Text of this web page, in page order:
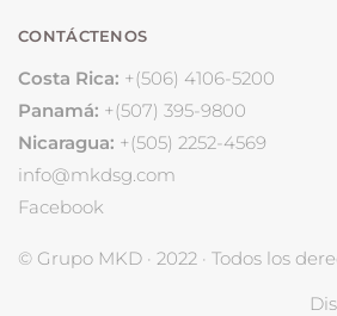
CONTÁCTENOS
Costa Rica: +(506) 4106-5200
Panamá: +(507) 395-9800
Nicaragua: +(505) 2252-4569
info@mkdsg.com
Facebook
© Grupo MKD · 2022 · Todos los